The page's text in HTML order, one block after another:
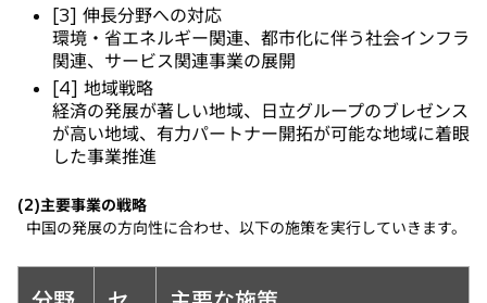
[3] 伸長分野への対応
環境・省エネルギー関連、都市化に伴う社会インフラ
関連、サービス関連事業の展開
[4] 地域戦略
経済の発展が著しい地域、日立グループのブレゼンス
が高い地域、有力パートナー開拓が可能な地域に着眼
した事業推進
(2)主要事業の戦略
中国の発展の方向性に合わせ、以下の施策を実行していきます。